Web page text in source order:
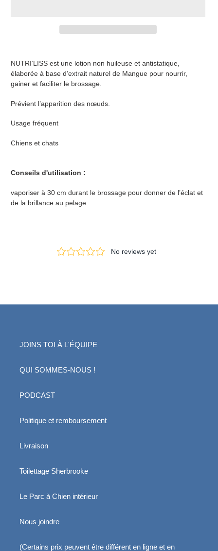
votre
panier
NUTRI’LISS est une lotion non huileuse et antistatique,
élaborée à base d’extrait naturel de Mangue pour nourrir,
gainer et faciliter le brossage.
Prévient l’apparition des nœuds.
Usage fréquent
Chiens et chats
Conseils d'utilisation :
vaporiser à 30 cm durant le brossage pour donner de l’éclat et
de la brillance au pelage.
JOINS TOI À L'ÉQUIPE
QUI SOMMES-NOUS !
PODCAST
Politique et remboursement
Livraison
Toilettage Sherbrooke
Le Parc à Chien intérieur
Nous joindre
(Certains prix peuvent être différent en ligne et en